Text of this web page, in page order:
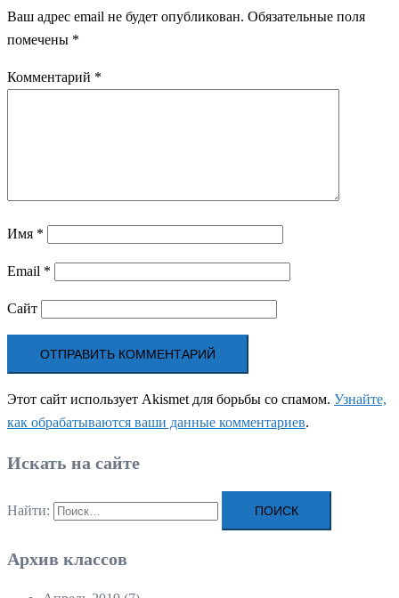
Ваш адрес email не будет опубликован. Обязательные поля
помечены *
Комментарий *
Имя *
Email *
Сайт
Этот сайт использует Akismet для борьбы со спамом. Узнайте,
как обрабатываются ваши данные комментариев.
Искать на сайте
Найти:
Архив классов